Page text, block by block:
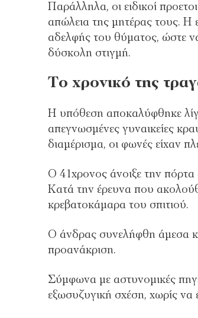
Παράλληλα, οι ειδικοί
απώλεια της μητέρας τους. Η
αδελφής του θύματος, ώστε
δύσκολη στιγμή.
Το χρονικό της
Η υπόθεση αποκαλύφθηκε
απεγνωσμένες γυναικείες
διαμέρισμα, οι φωνές είχαν
Ο 41χρονος άνοιξε την
Κατά την έρευνα που
κρεβατοκάμαρα του σπιτιού.
Ο άνδρας συνελήφθη άμεσα
προανάκριση.
Σύμφωνα με αστυνομικές
εξωσυζυγική σχέση, χωρίς να